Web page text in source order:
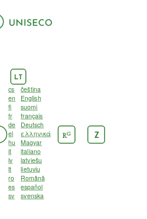
LT
cs
čeština
en
English
fi
suomi
fr
français
de
Deutsch
el
ελληνικά
hu
Magyar
it
italiano
lv
latviešu
lt
lietuvių
ro
Română
es
español
sv
svenska
RG Z